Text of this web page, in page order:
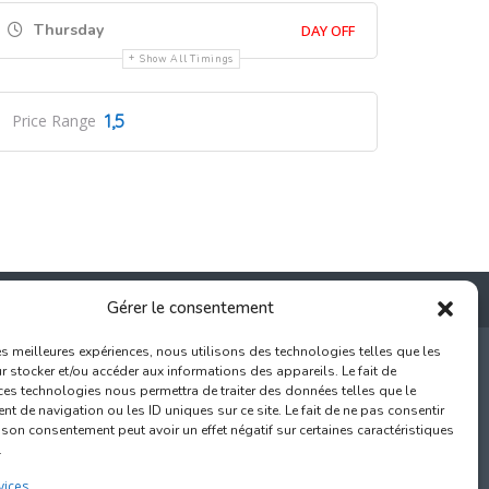
Gérer le consentement
meilleures expériences, nous utilisons des technologies telles que les
stocker et/ou accéder aux informations des appareils. Le fait de
technologies nous permettra de traiter des données telles que le
de navigation ou les ID uniques sur ce site. Le fait de ne pas consentir
consentement peut avoir un effet négatif sur certaines caractéristiques
Thursday DAY OFF
Show All Timings
Price Range 1,5
Bruxelles